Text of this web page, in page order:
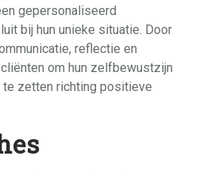
gepersonaliseerd
bij hun unieke situatie. Door
reflectie en
om hun zelfbewustzijn
zetten richting positieve